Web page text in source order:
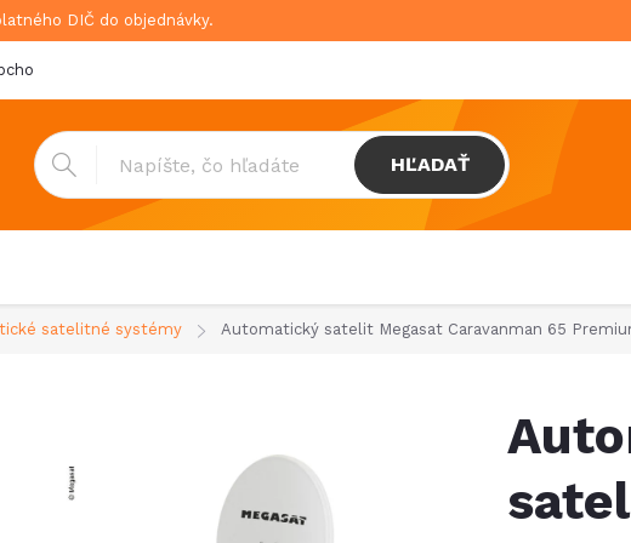
DIČ do objednávky.
podmienky
HĽADAŤ
satelitné systémy Automatický satelit Megasat Caravanman 65